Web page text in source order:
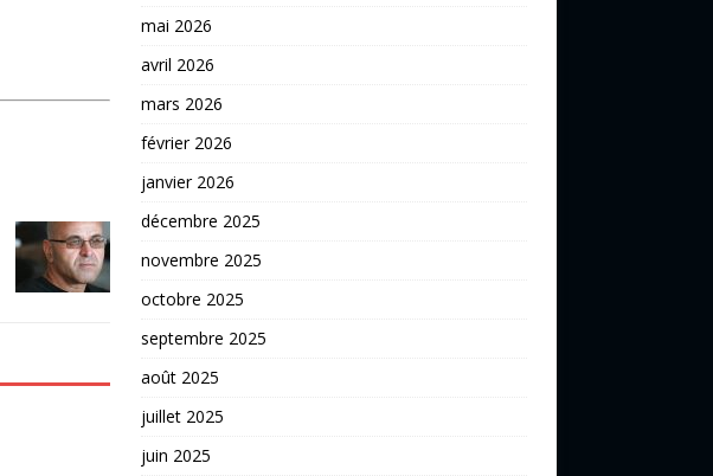
mai 2026
avril 2026
mars 2026
février 2026
janvier 2026
décembre 2025
novembre 2025
octobre 2025
septembre 2025
août 2025
juillet 2025
juin 2025